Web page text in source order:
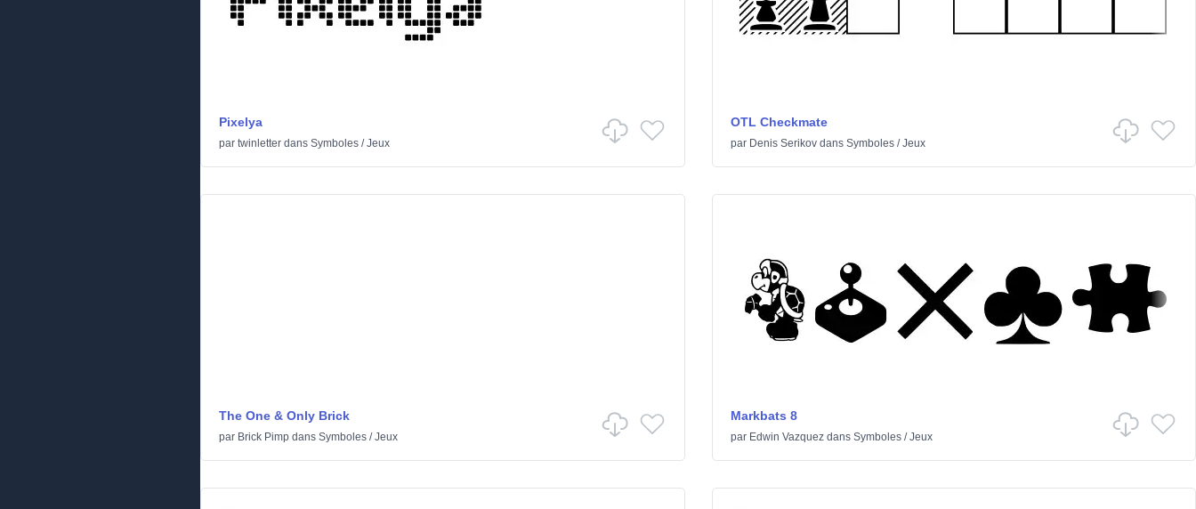
Pixelya
par twinletter dans Symboles /Jeux
OTL Checkmate
par Denis Serikovdans Symboles/Jeux
The One & Only Brick
par Brick Pimp dans Symboles /Jeux
Markbats 8
par Edwin Vazquezdans Symboles/Jeux